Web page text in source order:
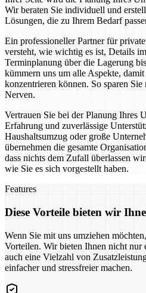
Wir beraten Sie individuell und
Lösungen, die zu Ihrem Bedarf
Ein professioneller Partner für
versteht, wie wichtig es ist, Details
Terminplanung über die Lagerung
kümmern uns um alle Aspekte,
konzentrieren können. So sparen
Nerven.
Vertrauen Sie bei der Planung Ihres
Erfahrung und zuverlässige
Haushaltsumzug oder große
übernehmen die gesamte
dass nichts dem Zufall überlassen
wie Sie es sich vorgestellt haben.
Features
Diese Vorteile bieten wir
Wenn Sie mit uns umziehen
Vorteilen. Wir bieten Ihnen nicht nur
auch eine Vielzahl von
einfacher und stressfreier machen.